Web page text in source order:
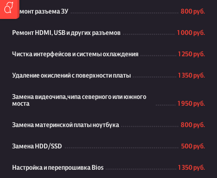
Ремонт разъема ЗУ 800 руб.
Ремонт HDMI, USB и других разъемов 1 000 руб.
Чистка интерфейсов и системы охлаждения 1 250 руб.
Удаление окислений с поверхности платы 1 350 руб.
Замена видеочипа,чипа северного или южного
моста
1 950 руб.
Замена материнской платы ноутбука 800 руб.
Замена HDD/SSD 500 руб.
Настройка и перепрошивка Bios 1 350 руб.